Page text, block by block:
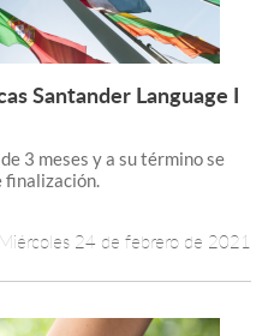
Leer más +
Santander Language I
3 meses y a su término se
finalización.
Miércoles 24 de febrero de 2021